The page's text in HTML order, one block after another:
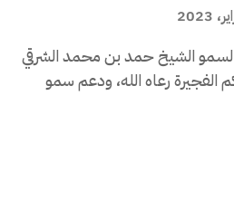
الشيخ حمد بن محمد الشرقي
رعاه الله، ودعم سمو